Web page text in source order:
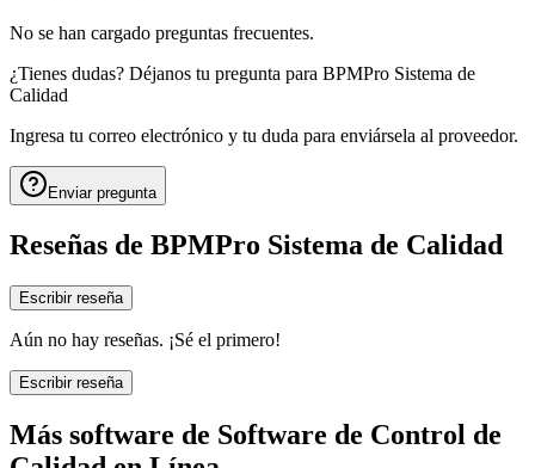
No se han cargado preguntas frecuentes.
¿Tienes dudas? Déjanos tu pregunta para BPMPro Sistema de
Calidad
Ingresa tu correo electrónico y tu duda para enviársela al proveedor.
Enviar pregunta
Reseñas de BPMPro Sistema de Calidad
Escribir reseña
Aún no hay reseñas. ¡Sé el primero!
Escribir reseña
Más software de Software de Control de